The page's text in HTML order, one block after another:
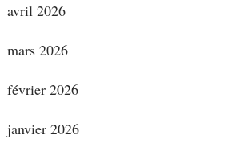
avril 2026
mars 2026
février 2026
janvier 2026